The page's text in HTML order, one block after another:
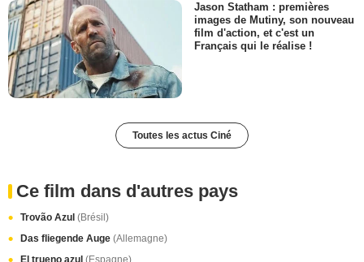
Jason Statham : premières
images de Mutiny, son nouveau
film d'action, et c'est un
Français qui le réalise !
Toutes les actus Ciné
Ce film dans d'autres pays
Trovão Azul (Brésil)
Das fliegende Auge (Allemagne)
El trueno azul (Espagne)